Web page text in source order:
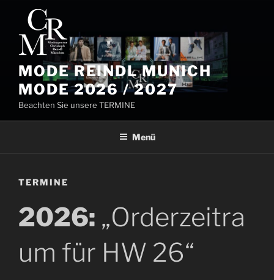
springen
MODE REINDL MUNICH
MODE 2026 / 2027
Beachten Sie unsere TERMINE
Menü
TERMINE
2026: „Orderzeitra
um für HW 26“